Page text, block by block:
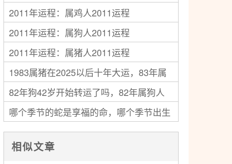
2011年运程：属鸡人2011运程
2011年运程：属狗人2011运程
2011年运程：属猪人2011运程
1983属猪在2025以后十年大运，83年属
猪人未来十年运气
82年狗42岁开始转运了吗，82年属狗人
中年运势走向如何
哪个季节的蛇是享福的命，哪个季节出生
的蛇最好命
相似文章